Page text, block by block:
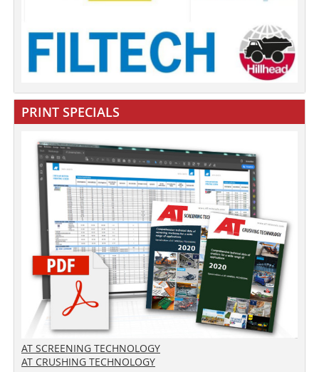
PRINT SPECIALS
AT SCREENING TECHNOLOGY
AT CRUSHING TECHNOLOGY